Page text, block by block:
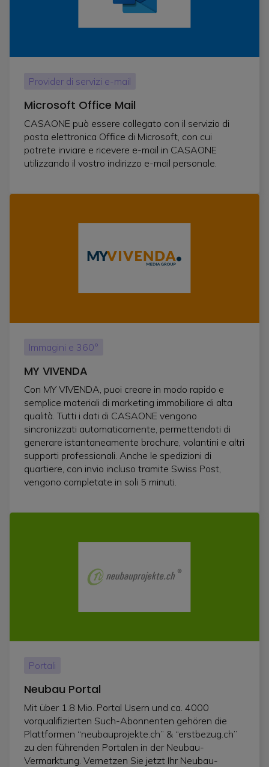
Provider di servizi e-mail
Microsoft Office Mail
CASAONE può essere collegato con il servizio di
posta elettronica Office di Microsoft, con cui
potrete inviare e ricevere e-mail in CASAONE
utilizzando il vostro indirizzo e-mail personale.
Immagini e 360°
MY VIVENDA
Con MY VIVENDA, puoi creare in modo rapido e
semplice materiali di marketing immobiliare di alta
qualità. Tutti i dati di CASAONE vengono
sincronizzati automaticamente, permettendoti di
generare istantaneamente brochure, volantini e altri
supporti professionali. Anche le spedizioni di
quartiere, con invio incluso tramite Swiss Post,
vengono completate in soli 5 minuti.
Portali
Neubau Portal
Mit über 1.8 Mio. Portal Usern und ca. 4000
vorqualifizierten Such-Abonnenten gehören die
Plattformen “neubauprojekte.ch” & “erstbezug.ch”
zu den führenden Portalen in der Neubau-
Vermarktung. Vernetzen Sie jetzt Ihr Neubau-